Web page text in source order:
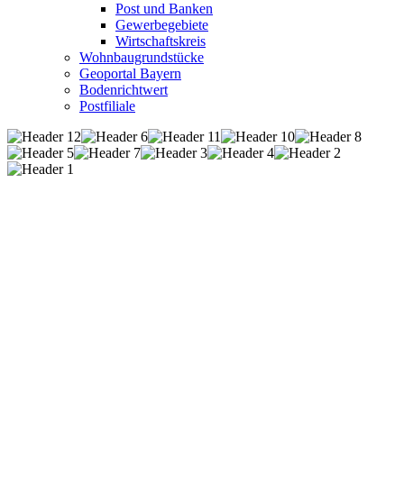
Post und Banken
Gewerbegebiete
Wirtschaftskreis
Wohnbaugrundstücke
Geoportal Bayern
Bodenrichtwert
Postfiliale